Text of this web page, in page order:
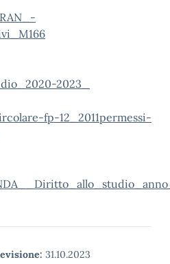
2023_
fp-12_2011permessi-
31.10.2023